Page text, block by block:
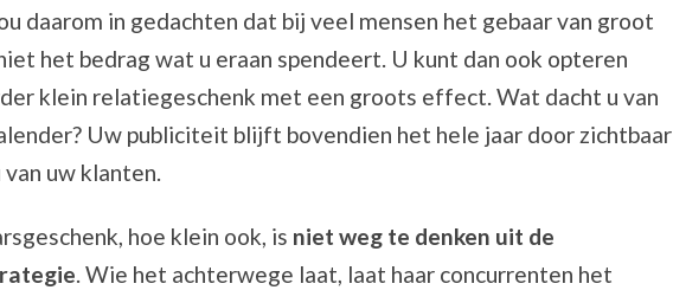
daarom in gedachten dat bij veel mensen het gebaar van groot
het bedrag wat u eraan spendeert. U kunt dan ook opteren
klein relatiegeschenk met een groots effect. Wat dacht u van
Uw publiciteit blijft bovendien het hele jaar door zichtbaar
van uw klanten.
hoe klein ook, is niet weg te denken uit de
. Wie het achterwege laat, laat haar concurrenten het